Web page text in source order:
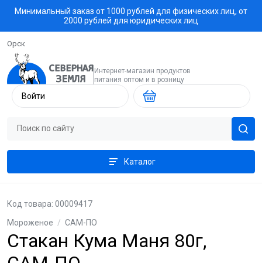
Минимальный заказ от 1000 рублей для физических лиц, от
2000 рублей для юридических лиц
Орск
Интернет-магазин продуктов
питания оптом и в розницу
Войти
Каталог
Мороженое / САМ-ПО
Стакан Кума Маня 80г,
Код товара: 00009417